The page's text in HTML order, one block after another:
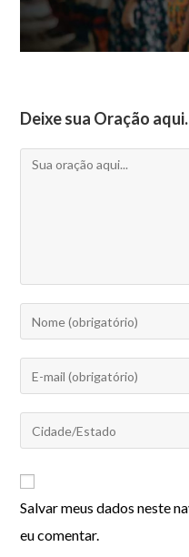
Deixe sua Oração aqui.
Salvar meus dados neste
eu comentar.